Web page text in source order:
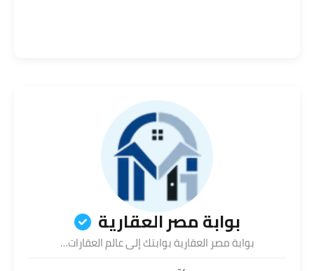
بوابة مصر العقارية
بوابة مصر العقارية بوابتك إلى عالم العقارات…